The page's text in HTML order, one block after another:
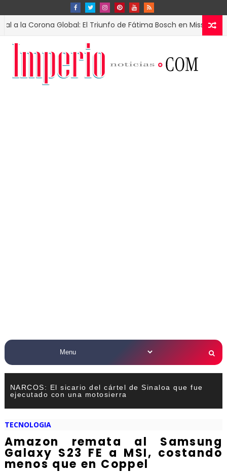
Global: El Triunfo de Fátima Bosch en Miss Universo 2025
NARCOS: El sicario del cártel de Sinaloa que fue
ejecutado con una motosierra
TECNOLOGIA
Amazon remata al Samsung
Galaxy S23 FE a MSI, costando
menos que en Coppel